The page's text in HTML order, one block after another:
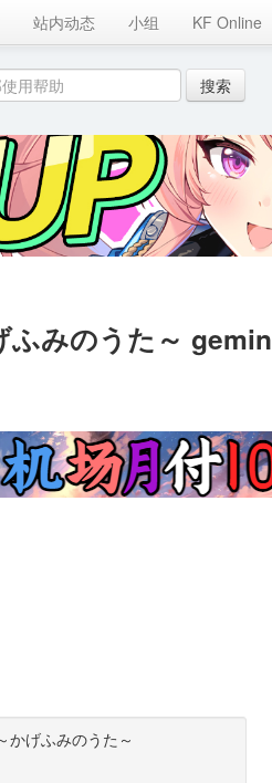
站内动态 小组 KF Online
みのうた～
かげふみのうた～